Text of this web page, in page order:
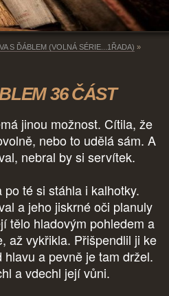
S ĎÁBLEM (VOLNÁ SÉRIE...1ŘADA) »
36 ČÁST
jinou možnost. Cítila, že
nebo to udělá sám. A
nebral by si servítek.
té si stáhla i kalhotky.
a jeho jiskrné oči planuly
tělo hladovým pohledem a
až vykřikla. Přišpendlil ji ke
a pevně je tam držel.
a vdechl její vůni.